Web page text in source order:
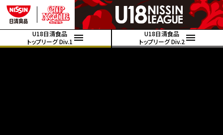
U18日清食品
トップリーグ Div.1
U18日清食品
トップリーグ Div.2